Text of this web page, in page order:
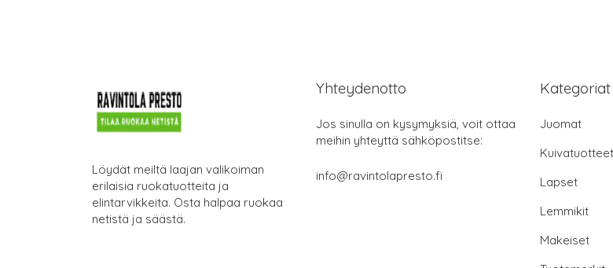
Löydät meiltä laajan valikoiman
erilaisia ruokatuotteita ja
elintarvikkeita. Osta halpaa ruokaa
netistä ja säästä.
Yhteydenotto
Jos sinulla on kysymyksiä, voit ottaa
meihin yhteyttä sähköpostitse:
info@ravintolapresto.fi
Kategoriat
Juomat
Kuivatuotteet
Lapset
Lemmikit
Makeiset